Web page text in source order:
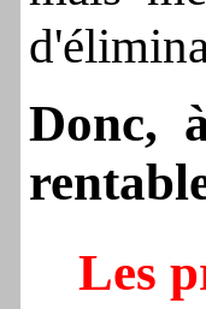
Donc,
Les